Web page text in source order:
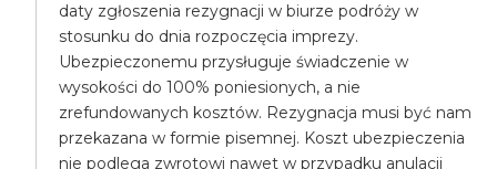
daty zgłoszenia rezygnacji w biurze podróży w
stosunku do dnia rozpoczęcia imprezy.
Ubezpieczonemu przysługuje świadczenie w
wysokości do 100% poniesionych, a nie
zrefundowanych kosztów. Rezygnacja musi być nam
przekazana w formie pisemnej. Koszt ubezpieczenia
nie podlega zwrotowi nawet w przypadku anulacji